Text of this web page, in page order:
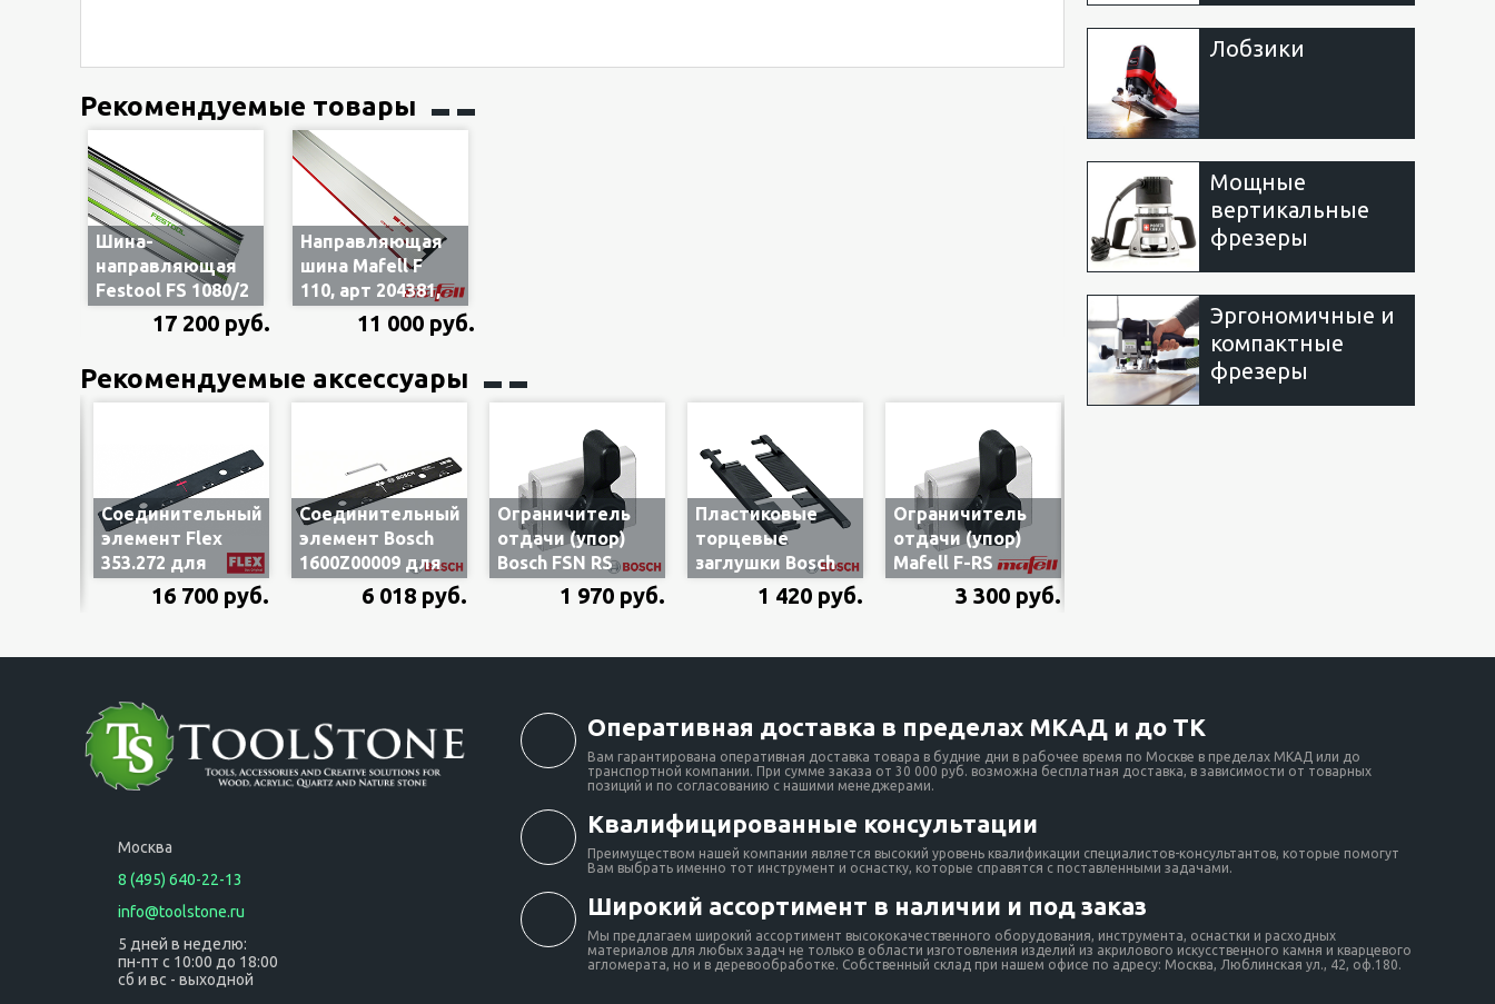
Рекомендуемые товары
Шина-
направляющая
Festool FS 1080/2
491504, длина
17 200 руб.
Направляющая
шина Mafell F
110, арт 204381,
длина 1.1 м11 000 руб.
Рекомендуемые аксессуары
Соединительный
элемент Flex
353.272 для
соединения двух
GRS-V, 1 шт.
16 700 руб.
Соединительный
элемент Bosch
1600Z00009 для
соединения двух
FSN VEL
6 018 руб.
Ограничитель
отдачи (упор)
Bosch FSN RS
1600Z0000M для
направляющих
1 970 руб.
Пластиковые
торцевые
заглушки Bosch
1600Z0000C для
шин, 2 шт.
1 420 руб.
Ограничитель
отдачи (упор)
Mafell F-RS
202867 для
направляющих
3 300 руб.
Лобзики
Мощные
вертикальные
фрезеры
Эргономичные и
компактные
фрезеры
Москва
8 (495) 640-22-13
info@toolstone.ru
5 дней в неделю:
пн-пт с 10:00 до 18:00
сб и вс - выходной
Оперативная доставка в пределах МКАД и до ТК
Вам гарантирована оперативная доставка товара в будние дни в рабочее время по Москве в пределах МКАД или до
транспортной компании. При сумме заказа от 30 000 руб. возможна бесплатная доставка, в зависимости от товарных
позиций и по согласованию с нашими менеджерами.
Квалифицированные консультации
Преимуществом нашей компании является высокий уровень квалификации специалистов-консультантов, которые помогут
Вам выбрать именно тот инструмент и оснастку, которые справятся с поставленными задачами.
Широкий ассортимент в наличии и под заказ
Мы предлагаем широкий ассортимент высококачественного оборудования, инструмента, оснастки и расходных
материалов для любых задач не только в области изготовления изделий из акрилового искусственного камня и кварцевого
агломерата, но и в деревообработке. Собственный склад при нашем офисе по адресу: Москва, Люблинская ул., 42, оф.180.